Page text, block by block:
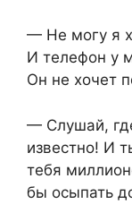
— Не могу я
И телефон у
Он не хочет
— Слушай,
известно! И
тебя
бы осыпать